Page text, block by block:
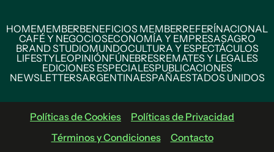
HOMEMEMBERBENEFICIOS MEMBERREFERÍNACIONAL
CAFÉ Y NEGOCIOSECONOMÍA Y EMPRESASAGRO
BRAND STUDIOMUNDOCULTURA Y ESPECTÁCULOS
LIFESTYLEOPINIÓNFÚNEBRESREMATES Y LEGALES
EDICIONES ESPECIALESPUBLICACIONES
NEWSLETTERSARGENTINAESPAÑAESTADOS UNIDOS
Políticas de Cookies
Políticas de Privacidad
Términos y Condiciones
Contacto